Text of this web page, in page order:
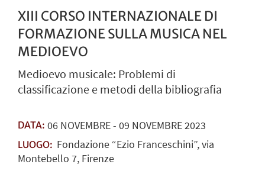
XIII CORSO INTERNAZIONALE DI
FORMAZIONE SULLA MUSICA NEL
MEDIOEVO
Medioevo musicale: Problemi di
classificazione e metodi della bibliografia
DATA: 06NOVEMBRE- 09 NOVEMBRE2023
LUOGO: Fondazione “Ezio Franceschini”, via
Montebello 7, Firenze